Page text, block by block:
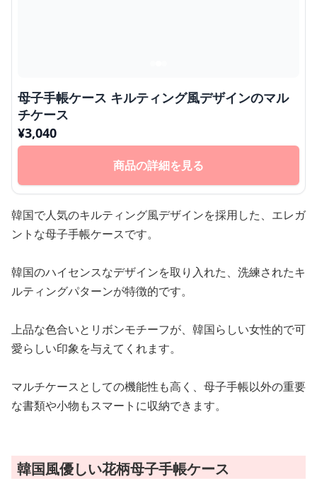
母子手帳ケース キルティング風デザインのマル
チケース
¥3,040
商品の詳細を見る
韓国で人気のキルティング風デザインを採用した、エレガ
ントな母子手帳ケースです。
韓国のハイセンスなデザインを取り入れた、洗練されたキ
ルティングパターンが特徴的です。
上品な色合いとリボンモチーフが、韓国らしい女性的で可
愛らしい印象を与えてくれます。
マルチケースとしての機能性も高く、母子手帳以外の重要
な書類や小物もスマートに収納できます。
韓国風優しい花柄母子手帳ケース